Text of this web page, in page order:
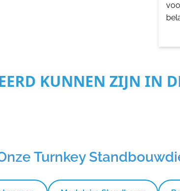
KUNNEN ZIJN IN
Turnkey